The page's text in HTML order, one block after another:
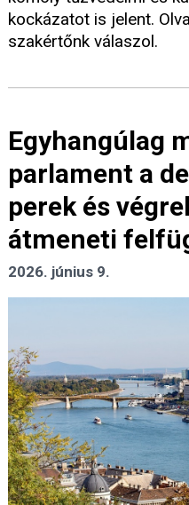
kockázatot is jelent.
szakértőnk válaszol.
Egyhangúlag
parlament a
perek és
átmeneti
2026. június 9.